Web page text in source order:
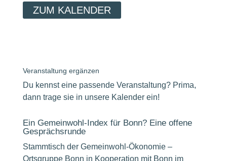
ZUM KALENDER
Veranstaltung ergänzen
Du kennst eine passende Veranstaltung? Prima,
dann trage sie in unsere Kalender ein!
Ein Gemeinwohl-Index für Bonn? Eine offene
Gesprächsrunde
Stammtisch der Gemeinwohl-Ökonomie –
Ortsgruppe Bonn in Kooperation mit Bonn im